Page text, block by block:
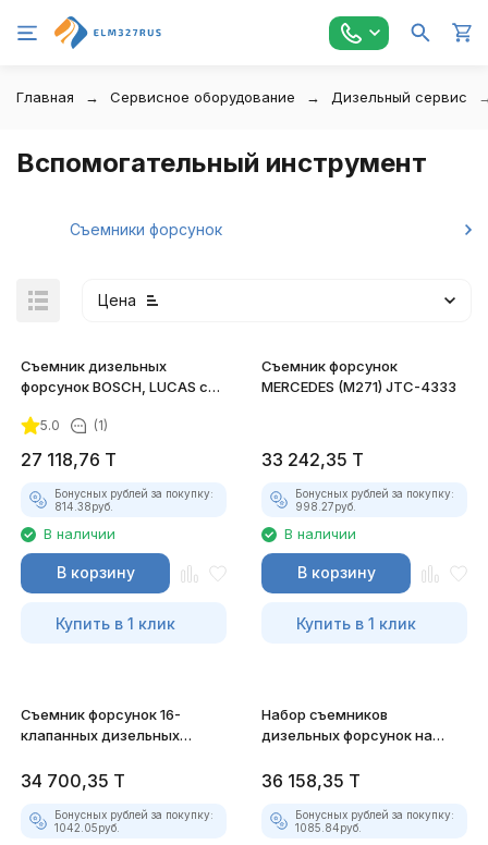
Главная Сервисное оборудование Дизельный сервис
Вспомогательный инструмент
Съемники форсунок
Цена
Съемник дизельных
форсунок BOSCH, LUCAS с
5.0 (1)
27 118,76 T
Бонусных рублей за покупку:
814.38руб.
В наличии
В корзину
Купить в 1 клик
Съемник форсунок
MERCEDES (M271) JTC-4333
33 242,35 T
Бонусных рублей за покупку:
998.27руб.
В наличии
В корзину
Купить в 1 клик
Съемник форсунок 16-
клапанных дизельных
4895
34 700,35 T
Бонусных рублей за покупку:
1042.05руб.
Набор съемников
дизельных форсунок на
4756
36 158,35 T
Бонусных рублей за покупку:
1085.84руб.